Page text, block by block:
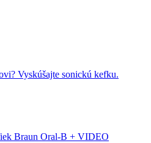
Vyskúšajte sonickú kefku.
Braun Oral-B + VIDEO